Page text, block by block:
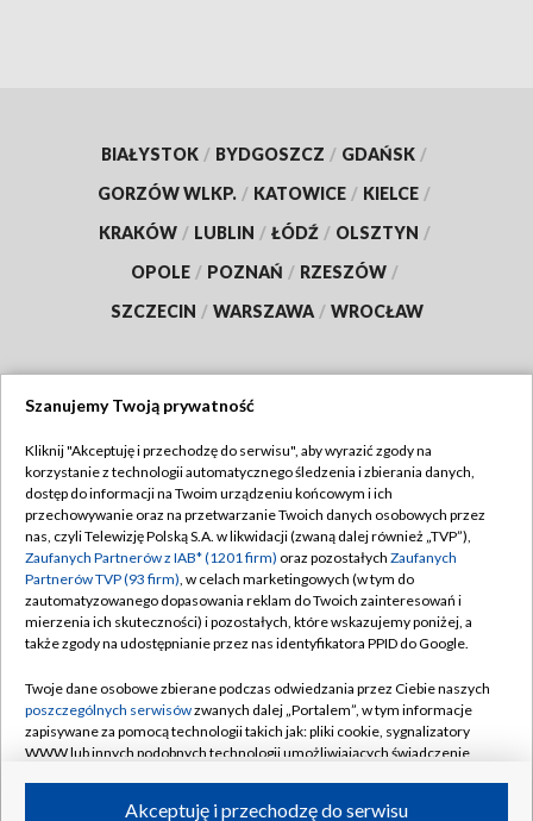
BIAŁYSTOK / BYDGOSZCZ / GDAŃSK /
GORZÓW WLKP. / KATOWICE / KIELCE /
KRAKÓW / LUBLIN / ŁÓDŹ / OLSZTYN /
OPOLE / POZNAŃ / RZESZÓW /
SZCZECIN / WARSZAWA / WROCŁAW
TVP
Abonament TVP
Emisja w TVP
Centrum informacji TVP
Naziemna Telewizja Cyfrowa
Rada Programowa
System NOS
Informacje o nadawcy
Regulamin TVP
Polityka prywatności
Moje zgody
Pomoc
Kontakt
Kanały
Szanujemy Twoją prywatność
Kliknij "Akceptuję i przechodzę do serwisu", aby wyrazić zgody na
korzystanie z technologii automatycznego śledzenia i zbierania danych,
dostęp do informacji na Twoim urządzeniu końcowym i ich
przechowywanie oraz na przetwarzanie Twoich danych osobowych przez
nas, czyli Telewizję Polską S.A. w likwidacji (zwaną dalej również „TVP”),
Zaufanych Partnerów z IAB* (1201 firm) oraz pozostałych Zaufanych
Partnerów TVP (93 firm), w celach marketingowych (w tym do
zautomatyzowanego dopasowania reklam do Twoich zainteresowań i
mierzenia ich skuteczności) i pozostałych, które wskazujemy poniżej, a
także zgody na udostępnianie przez nas identyfikatora PPID do Google.
Twoje dane osobowe zbierane podczas odwiedzania przez Ciebie naszych
poszczególnych serwisówzwanych dalej „Portalem”, w tym informacje
zapisywane za pomocą technologii takich jak: pliki cookie, sygnalizatory
WWW lub innych podobnych technologii umożliwiających świadczenie
ruchu w Internecie.Akceptuję i przechodzę do serwisu